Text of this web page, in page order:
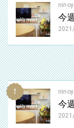
今
今